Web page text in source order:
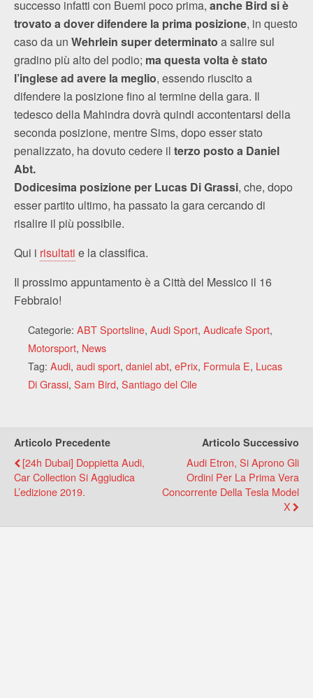
successo infatti con Buemi poco prima, anche Bird si è
trovato a dover difendere la prima posizione, in questo
caso da un Wehrlein super determinato a salire sul
gradino più alto del podio; ma questa volta è stato
l’inglese ad avere la meglio, essendo riuscito a
difendere la posizione fino al termine della gara. Il
tedesco della Mahindra dovrà quindi accontentarsi della
seconda posizione, mentre Sims, dopo esser stato
penalizzato, ha dovuto cedere il terzo posto a Daniel
Abt.
Dodicesima posizione per Lucas Di Grassi, che, dopo
esser partito ultimo, ha passato la gara cercando di
risalire il più possibile.
Qui i risultati e la classifica.
Il prossimo appuntamento è a Città del Messico il 16
Febbraio!
Categorie: ABT Sportsline, Audi Sport, Audicafe Sport,
Motorsport, News
Tag: Audi, audi sport, daniel abt, ePrix, Formula E, Lucas
Di Grassi, Sam Bird, Santiago del Cile
Articolo Precedente
[24h Dubai] Doppietta Audi,
Car Collection Si Aggiudica
L’edizione 2019.
Articolo Successivo
Audi Etron, Si Aprono Gli
Ordini Per La Prima Vera
Concorrente Della Tesla Model
X